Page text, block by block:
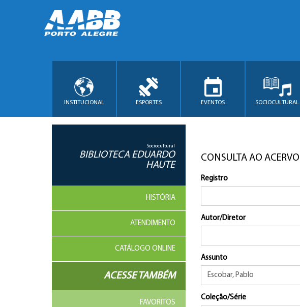
INSTITUCIONAL ESPORTES EVENTOS SOCIOCULTURAL
Sociocultural
BIBLIOTECA EDUARDO
HAUTE
HISTÓRIA
ATENDIMENTO
CATÁLOGO ONLINE
ACESSE TAMBÉM
FAVORITOS
CONSULTA AO ACERVO
Registro
Autor/Diretor
Assunto
Coleção/Série